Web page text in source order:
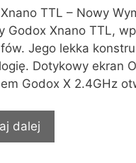
TTL – Nowy
Godox Xnano TTL,
Jego lekka
Dotykowy ekran
Godox X 2.4GHz
dalej